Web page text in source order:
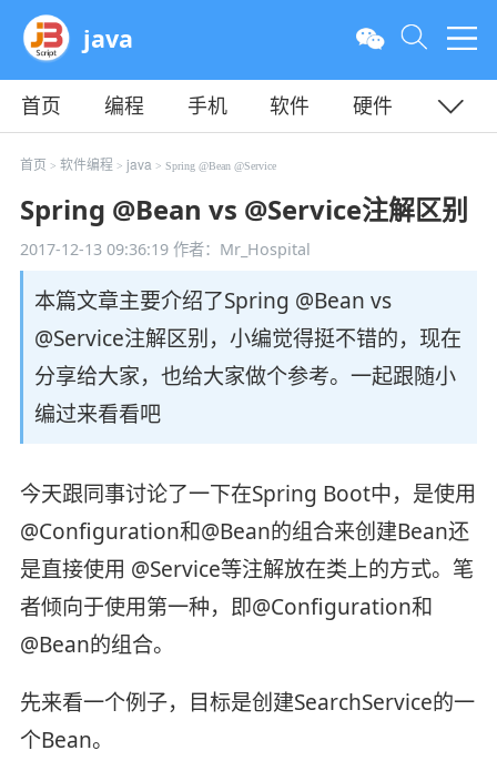
java
首页 编程 手机 软件
硬件
教程
平面 服务器
首页 > 软件编程 > java> Spring @Bean @Service
Spring @Bean vs @Service注解区别
2017-12-13 09:36:19作者：Mr_Hospital
本篇文章主要介绍了Spring @Bean vs
@Service注解区别，小编觉得挺不错的，现在
分享给大家，也给大家做个参考。一起跟随小
编过来看看吧
今天跟同事讨论了一下在Spring Boot中，是使用
@Configuration和@Bean的组合来创建Bean还
是直接使用 @Service等注解放在类上的方式。笔
者倾向于使用第一种，即@Configuration和
@Bean的组合。
先来看一个例子，目标是创建SearchService的一
个Bean。